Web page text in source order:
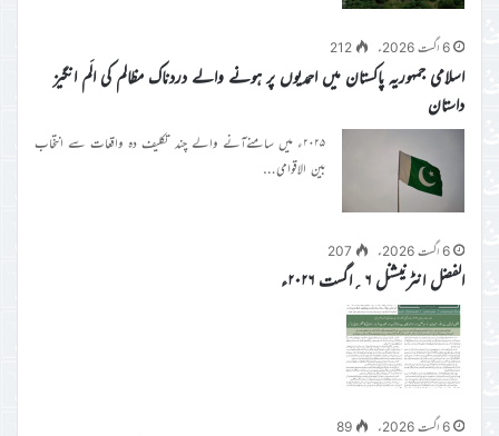
6 اگست 2026ء 212
اسلامی جمہوریہ پاکستان میں احمدیوں پر ہونے والے دردناک مظالم کی الَم انگیز
داستان
۲۰۲۵ء میں سامنےآنے والے چند تکلیف دہ واقعات سے انتخاب
بین الاقوامی…
6 اگست 2026ء 207
الفضل انٹرنیشنل ۶؍اگست ۲۰۲۶ء
6 اگست 2026ء 89